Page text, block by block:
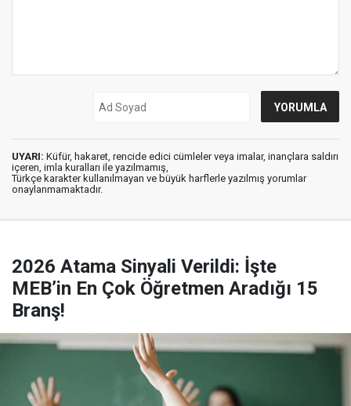
UYARI: Küfür, hakaret, rencide edici cümleler veya imalar, inançlara saldırı
içeren, imla kuralları ile yazılmamış,
Türkçe karakter kullanılmayan ve büyük harflerle yazılmış yorumlar
onaylanmamaktadır.
2026 Atama Sinyali Verildi: İşte
MEB’in En Çok Öğretmen Aradığı 15
Branş!